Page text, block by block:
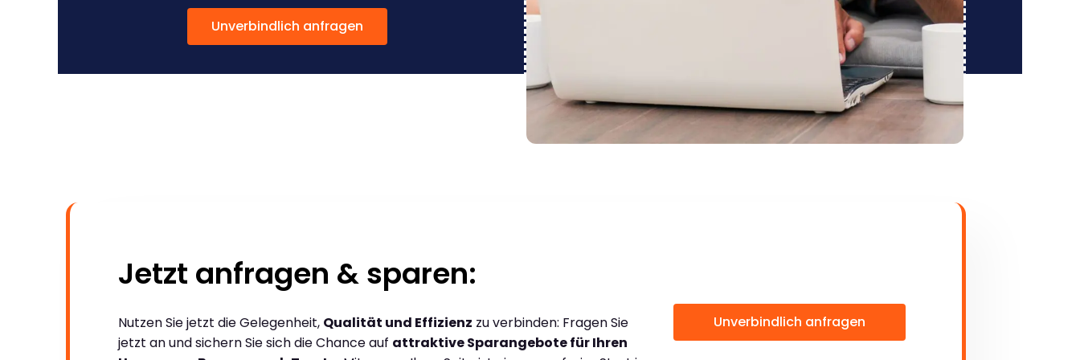
Unverbindlich anfragen
Jetzt anfragen & sparen:
Nutzen Sie jetzt die Gelegenheit, Qualität und Effizienz zu verbinden: Fragen Sie
jetzt an und sichern Sie sich die Chance auf attraktive Sparangebote für Ihren
Unverbindlich anfragen